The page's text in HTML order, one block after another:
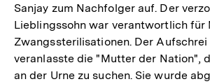
Sanjay zum Nachfolger auf. Der
Lieblingssohn war verantwortlich für
Zwangssterilisationen. Der
veranlasste die "Mutter der Nation",
an der Urne zu suchen. Sie wurde